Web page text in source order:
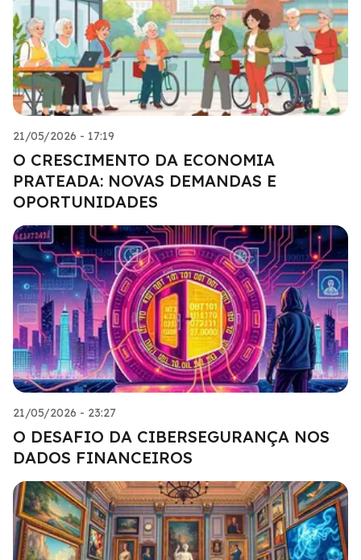
21/05/2026 - 17:19
O CRESCIMENTO DA ECONOMIA
PRATEADA: NOVAS DEMANDAS E
OPORTUNIDADES
21/05/2026 - 23:27
O DESAFIO DA CIBERSEGURANÇA NOS
DADOS FINANCEIROS